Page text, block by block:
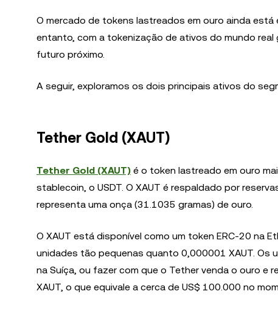
O mercado de tokens lastreados em ouro ainda
entanto, com a tokenização de ativos do mundo
futuro próximo.
A seguir, exploramos os dois principais ativos do
Tether Gold (XAUT)
Tether Gold (XAUT) é o token lastreado em ouro
stablecoin, o USDT. O XAUT é respaldado por
representa uma onça (31.1035 gramas) de ouro.
O XAUT está disponível como um token ERC-20 na
unidades tão pequenas quanto 0,000001 XAUT. Os
na Suíça, ou fazer com que o Tether venda o ouro e
XAUT, o que equivale a cerca de US$ 100.000 no